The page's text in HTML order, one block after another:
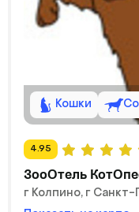
Кошки
4.95
ЗооОтель
г Колпино, г